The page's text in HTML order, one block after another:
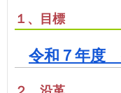
１、目標
令和７年度